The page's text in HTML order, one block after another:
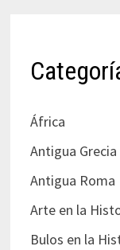
África
Antigua Grecia
Antigua Roma
Arte en la
Bulos en la